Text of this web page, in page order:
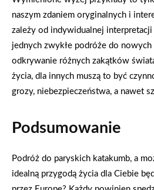
naszym zdaniem oryginalnych i
zależy od indywidualnej interpretacji
jednych zwykłe podróże do
odkrywanie różnych zakątków
życia, dla innych muszą to być
grozy, niebezpieczeństwa, a nawet
Podsumowanie
Podróż do paryskich katakumb, a
idealną przygodą życia dla Ciebie